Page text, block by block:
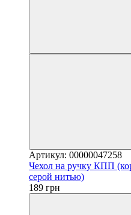
Артикул: 00000047258
Чехол на ручку КПП
серой нитью)
189 грн